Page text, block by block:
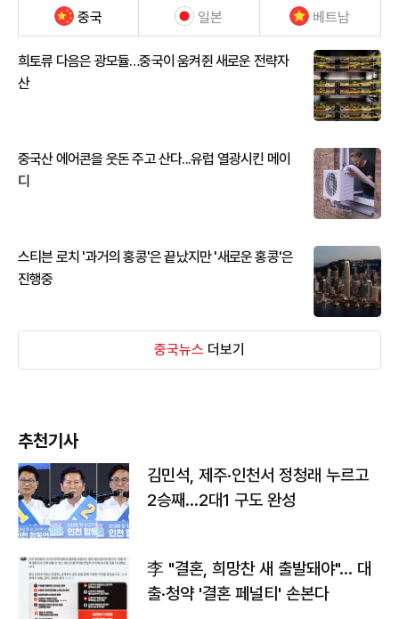
중국 일본 베트남
희토류 다음은 광모듈…중국이 움켜쥔 새로운 전략자
산
중국산 에어콘을 웃돈 주고 산다...유럽 열광시킨 메이
디
스티븐 로치 '과거의 홍콩'은 끝났지만 '새로운 홍콩'은
진행중
중국뉴스 더보기
추천기사
김민석, 제주·인천서 정청래 누르고
2승째…2대1 구도 완성
李 "결혼, 희망찬 새 출발돼야"… 대
출·청약 '결혼 페널티' 손본다